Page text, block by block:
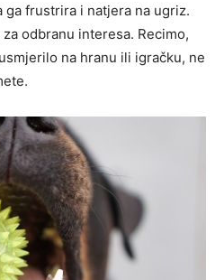
ga frustrira i natjera na ugriz.
odbranu interesa. Recimo,
na hranu ili igračku, ne